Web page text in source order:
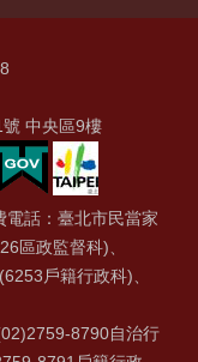
中央區9樓
話：臺北市民當家
區政監督科)、
戶籍行政科)、
8790自治行